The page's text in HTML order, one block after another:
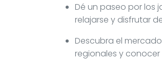
Dé un paseo por los
relajarse y disfrutar
Descubra el
regionales y